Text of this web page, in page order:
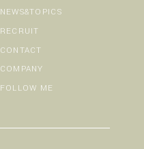
NEWS&TOPICS
RECRUIT
CONTACT
COMPANY
FOLLOW ME